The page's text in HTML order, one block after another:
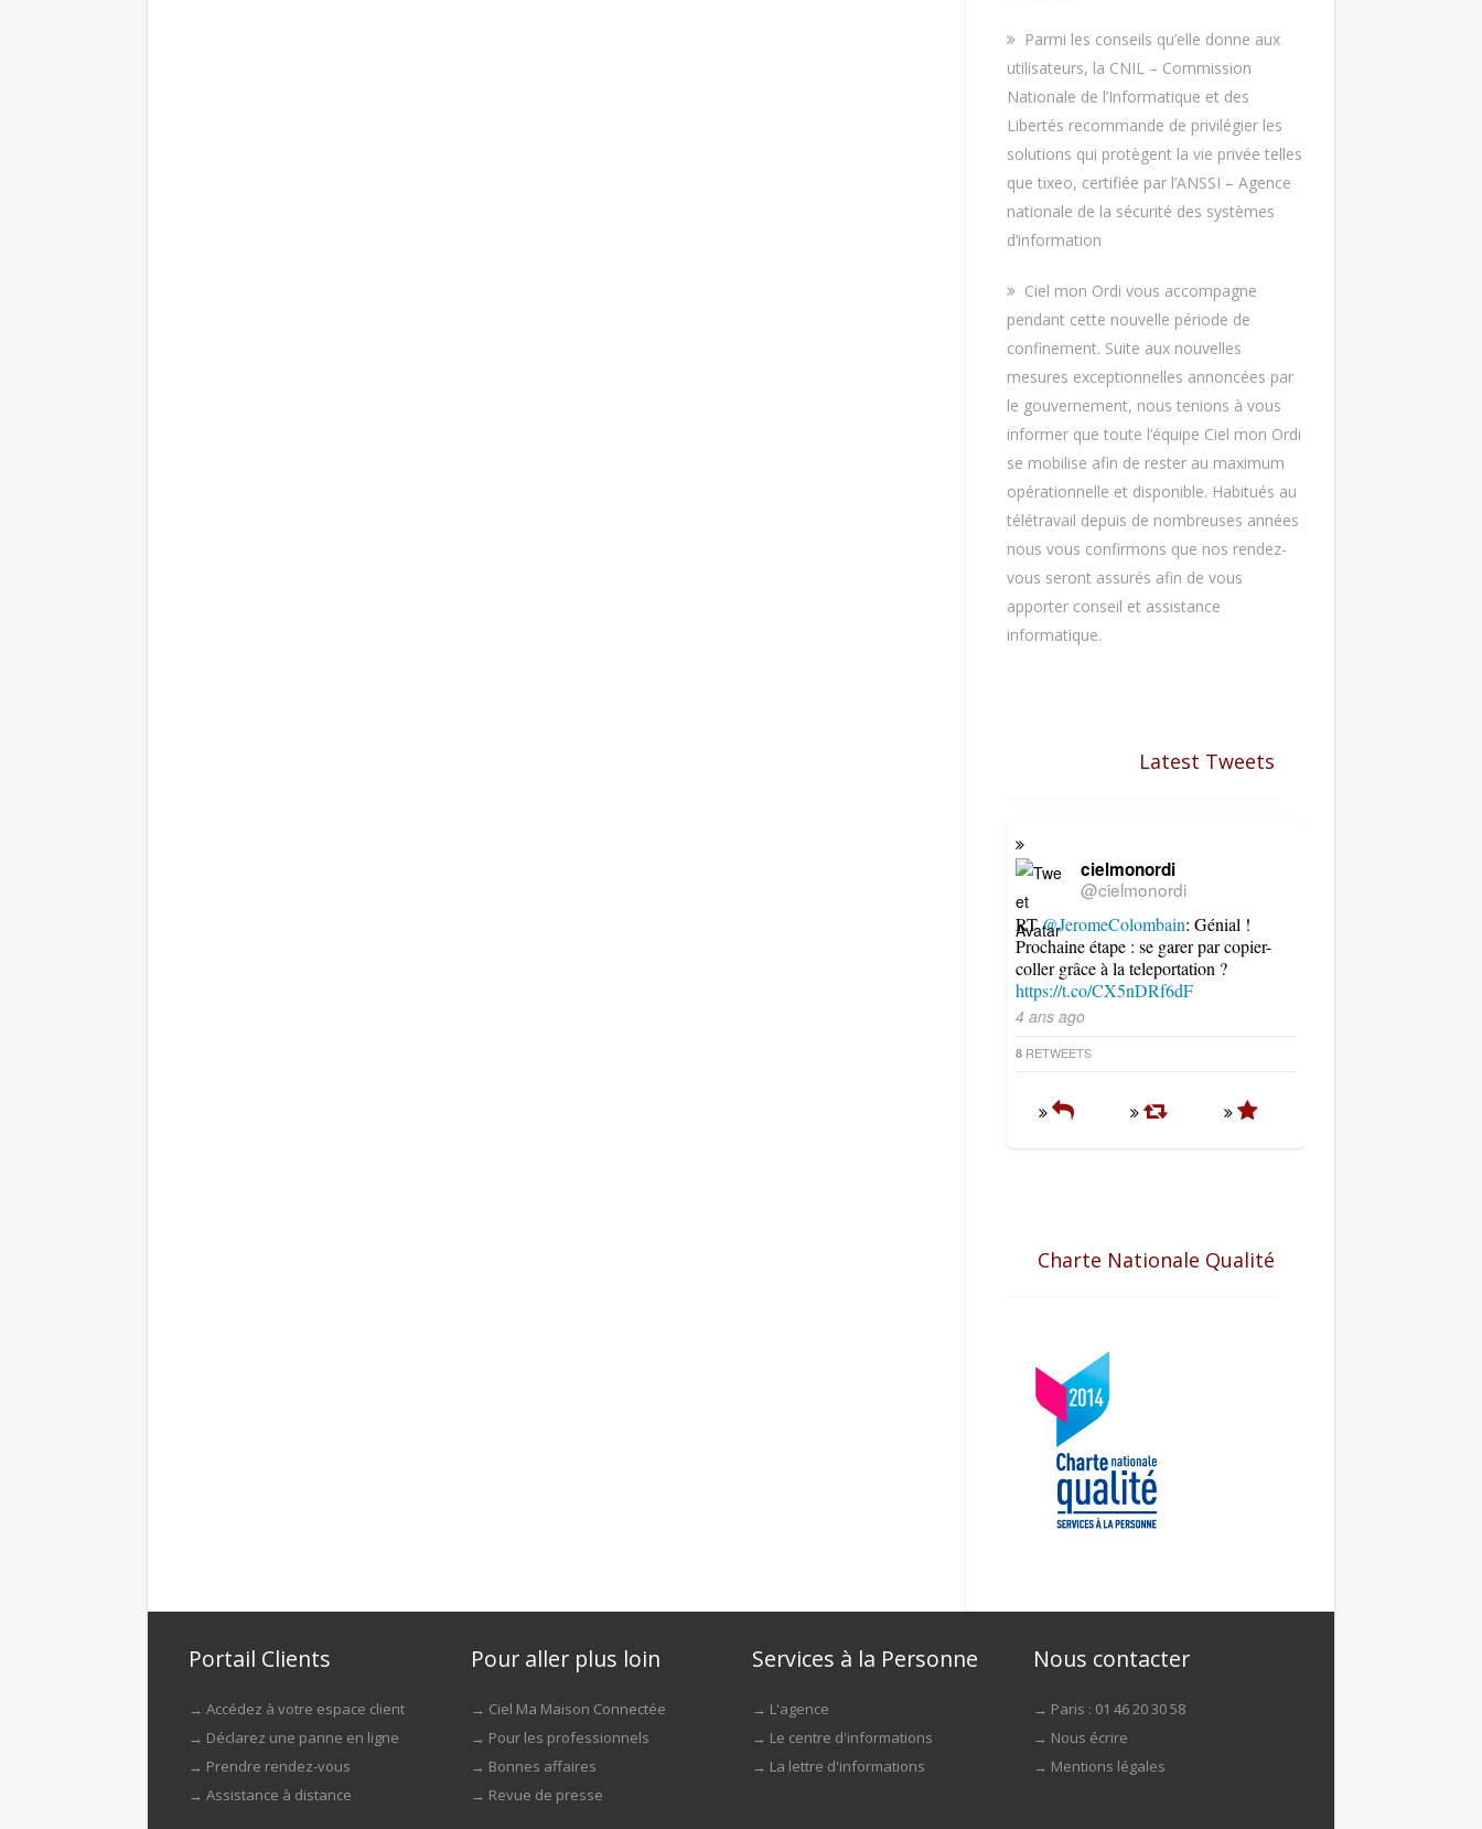
Parmi les conseils qu’elle donne aux
utilisateurs, la CNIL – Commission
Nationale de l’Informatique et des
Libertés recommande de privilégier les
solutions qui protègent la vie privée telles
que tixeo, certifiée par l’ANSSI – Agence
nationale de la sécurité des systèmes
d’information
Ciel mon Ordi vous accompagne
pendant cette nouvelle période de
confinement. Suite aux nouvelles
mesures exceptionnelles annoncées par
le gouvernement, nous tenions à vous
informer que toute l’équipe Ciel mon Ordi
se mobilise afin de rester au maximum
opérationnelle et disponible. Habitués au
télétravail depuis de nombreuses années
nous vous confirmons que nos rendez-
vous seront assurés afin de vous
apporter conseil et assistance
informatique.
Latest Tweets
cielmonordi
@cielmonordi
RT@JeromeColombain: Génial !
Prochaine étape : se garer par copier-
coller grâce à la teleportation ?
https://t.co/CX5nDRf6dF
4 ans ago
8 RETWEETS
Charte Nationale Qualité
Portail Clients
→Accédez à votre espace client
→ Déclarez une panne en ligne
→ Prendre rendez-vous
→Assistance à distance
Pour aller plus loin
→ Ciel Ma Maison Connectée
→ Pour les professionnels
→ Bonnes affaires
→ Revue de presse
Services à la Personne
→ L'agence
→ Le centre d'informations
→ La lettre d'informations
Nous contacter
→ Paris : 01 46 20 30 58
→ Nous écrire
→ Mentions légales